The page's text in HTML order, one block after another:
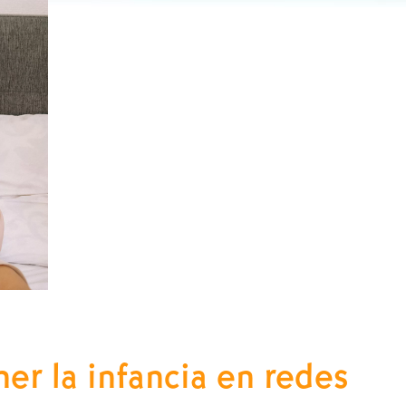
la infancia en redes